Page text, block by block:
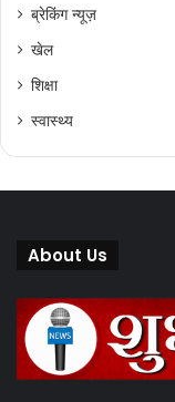
ब्रेकिंग न्यूज़
खेल
शिक्षा
स्वास्थ्य
About Us